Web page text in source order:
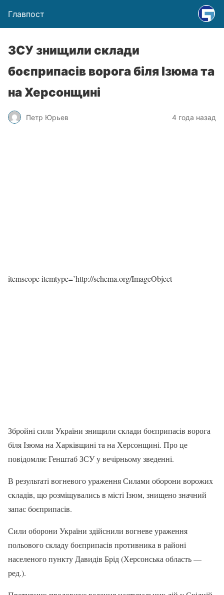
Главпост
ЗСУ знищили склади
боєприпасів ворога біля Ізюма та
на Херсонщині
Петр Юрьев 4 года назад
itemscope itemtype=’http://schema.org/ImageObject
Збройні сили України знищили склади боєприпасів ворога
біля Ізюма на Харківщині та на Херсонщині. Про це
повідомляє Генштаб ЗСУ у вечірньому зведенні.
В результаті вогневого ураження Силами оборони ворожих
складів, що розміщувались в місті Ізюм, знищено значний
запас боєприпасів.
Сили оборони України здійснили вогневе ураження
польового складу боєприпасів противника в районі
населеного пункту Давидів Брід (Херсонська область —
ред.).